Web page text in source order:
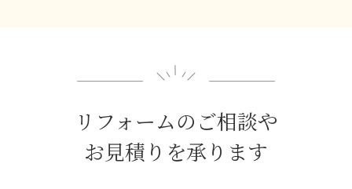
リフォームのご相談や
お見積りを承ります